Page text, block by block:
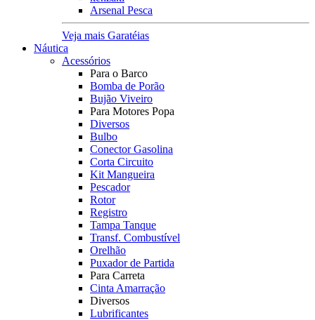
Arsenal Pesca
Veja mais Garatéias
Náutica
Acessórios
Para o Barco
Bomba de Porão
Bujão Viveiro
Para Motores Popa
Diversos
Bulbo
Conector Gasolina
Corta Circuito
Kit Mangueira
Pescador
Rotor
Registro
Tampa Tanque
Transf. Combustível
Orelhão
Puxador de Partida
Para Carreta
Cinta Amarração
Diversos
Lubrificantes